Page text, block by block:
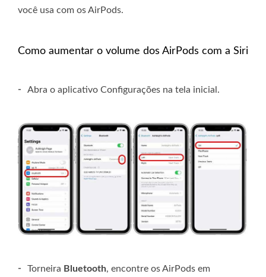
você usa com os AirPods.
Como aumentar o volume dos AirPods com a Siri
- Abra o aplicativo Configurações na tela inicial.
- Torneira Bluetooth, encontre os AirPods em